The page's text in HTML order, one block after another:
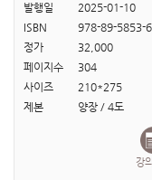
발행일
2025-01-10
ISBN
978-89-5853-
정가
32,000
페이지수
304
사이즈
210*275
제본
양장 / 4도
강